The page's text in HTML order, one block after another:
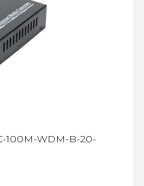
100M-WDM-B-20-